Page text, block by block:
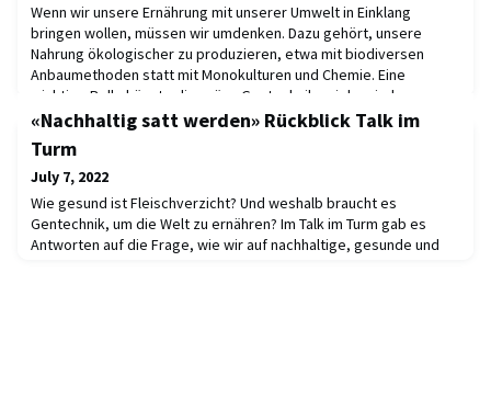
Wenn wir unsere Ernährung mit unserer Umwelt in Einklang
bringen wollen, müssen wir umdenken. Dazu gehört, unsere
Nahrung ökologischer zu produzieren, etwa mit biodiversen
Anbaumethoden statt mit Monokulturen und Chemie. Eine
wichtige Rolle könnte die grüne Gentechnik spielen, indem
gezielt robustere Pflanzensorten gezüchtet werden. Wir selbst
können zu einer nachhaltigen Ernährung beitragen, wenn
«Nachhaltig satt werden» Rückblick Talk im
Turm
July 7, 2022
Wie gesund ist Fleischverzicht? Und weshalb braucht es
Gentechnik, um die Welt zu ernähren? Im Talk im Turm gab es
Antworten auf die Frage, wie wir auf nachhaltige, gesunde und